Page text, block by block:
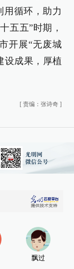
用循环，助力
五五”时期，
开展“无废城
设成果，厚植
[ 责编：张诗奇 ]
飘过